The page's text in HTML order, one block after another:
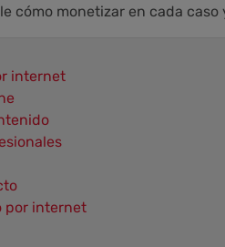
cómo monetizar en cada
internet
por internet